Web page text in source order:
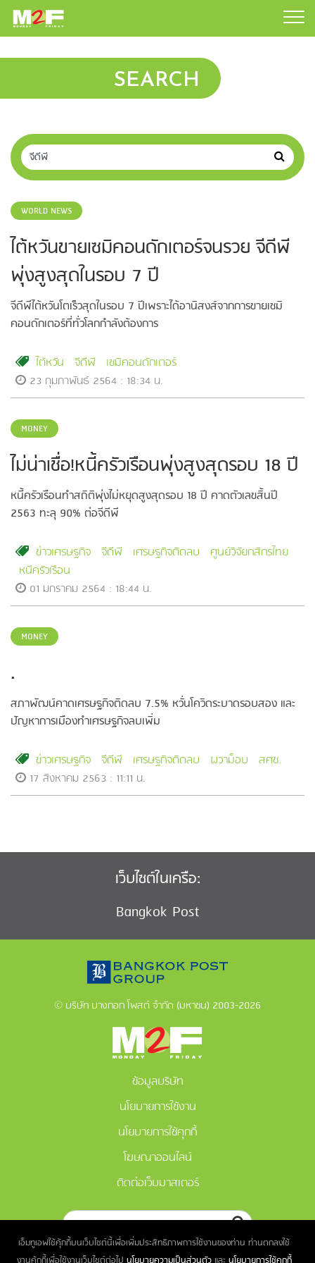
เอ็มทูเอฟใช้คุ้กกี้บนเว็บไซต์นี้เพื่อเพิ่มประสิทธิภาพการใช้งานของท่าน ท่านตกลงใช้
SEARCH
WORLD NEWS
ไต้หวันขายเซมิคอนดักเตอร์จนรวย จีดีพี
พุ่งสูงสุดในรอบ 7 ปี
จีดีพีไต้หวันโตเร็วสุดในรอบ 7 ปีเพราะได้อานิสงส์จากการขายเซมิ
คอนดักเตอร์ที่ทั่วโลกกำลังต้องการ
ไต้หวัน จีดีพี เซมิคอนดักเตอร์
23 กุมภาพันธ์ 2564 : 18:34 น.
MONEY
ไม่น่าเชื่อ!หนี้ครัวเรือนพุ่งสูงสุดรอบ 18 ปี
หนี้ครัวเรือนทำสถิติพุ่งไม่หยุดสูงสุดรอบ 18 ปี คาดตัวเลขสิ้นปี
2563 ทะลุ 90% ต่อจีดีพี
ข่าวเศรษฐกิจ จีดีพี เศรษฐกิจติดลบ
ศูนย์วิจัยกสิกรไทย
หนีครัวเรือน
01 มกราคม 2564 : 18:44 น.
MONEY
.
สภาพัฒน์คาดเศรษฐกิจติดลบ 7.5% หวั่นโควิดระบาดรอบสอง และ
ปัญหาการเมืองทำเศรษฐกิจลบเพิ่ม
ข่าวเศรษฐกิจ จีดีพี เศรษฐกิจติดลบ ผวาม็อบ สศช.
17 สิงหาคม 2563 : 11:11 น.
เว็บไซต์ในเครือ:
Bangkok Post
© บริษัท บางกอก โพสต์ จำกัด (มหาชน) 2003-2026
ข้อมูลบริษัท
นโยบายการใช้งาน
นโยบายการใช้คุกกี้
โฆษณาออนไลน์
ติดต่อเว็บมาสเตอร์